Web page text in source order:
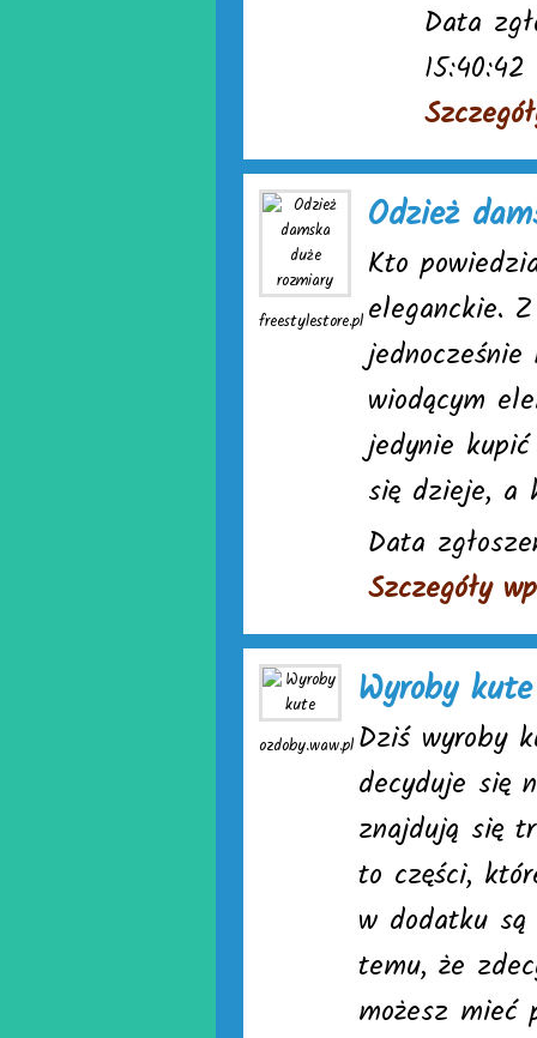
Data
15:40:42
freestylestore.pl
Odzież
Kto
eleganckie.
wiodącym
jedynie
się dzieje, a
Data
Szczegóły
ozdoby.waw.pl
Wyroby kute
Dziś wyroby
decyduje się
znajdują się
to części,
w dodatku są
temu, że
możesz mieć